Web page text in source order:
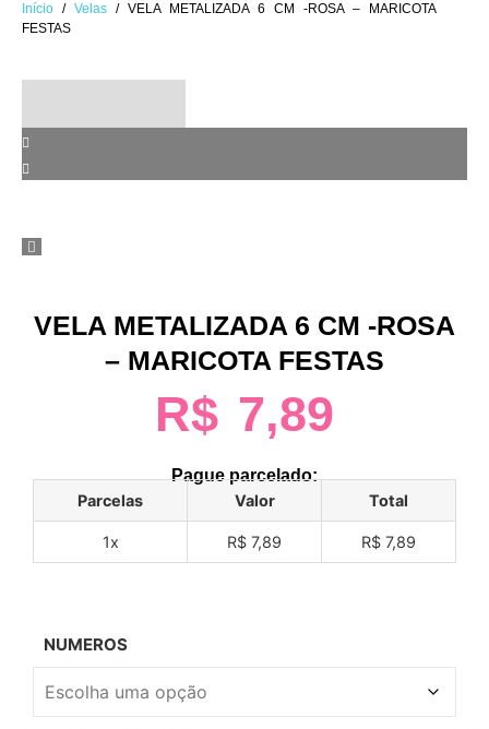
Início / Velas / VELA METALIZADA 6 CM -ROSA – MARICOTA
FESTAS
VELA METALIZADA 6 CM -ROSA
– MARICOTA FESTAS
R$ 7,89
Pague parcelado:
Parcelas
Valor Total
1x R$ 7,89 R$ 7,89
NUMEROS